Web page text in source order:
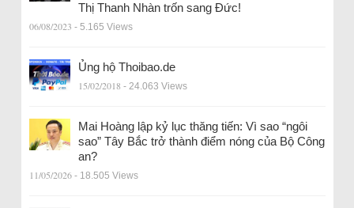
Thị Thanh Nhàn trốn sang Đức!
06/08/2023 - 5.165 Views
Ủng hộ Thoibao.de
15/02/2018 - 24.063 Views
Mai Hoàng lập kỷ lục thăng tiến: Vì sao “ngôi
sao” Tây Bắc trở thành điểm nóng của Bộ Công
an?
11/05/2026 - 18.505 Views